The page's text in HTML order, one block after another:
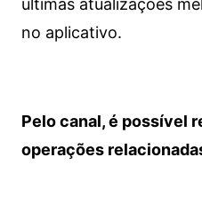
últimas atualizações
no aplicativo.
Pelo canal, é possível
operações